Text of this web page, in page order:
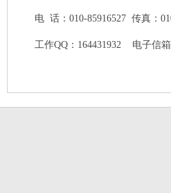
电 话：010-85916527 传真：
工作QQ：164431932 电子信箱